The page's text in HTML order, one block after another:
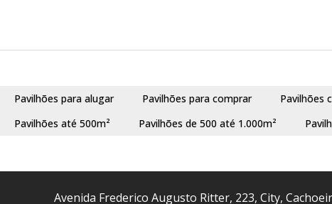
Pavilhões para alugar Pavilhões para comprar Pavilhões
Pavilhões até 500m²
Pavilhões de 500 até 1.000m²
Avenida Frederico Augusto Ritter, 223, City,